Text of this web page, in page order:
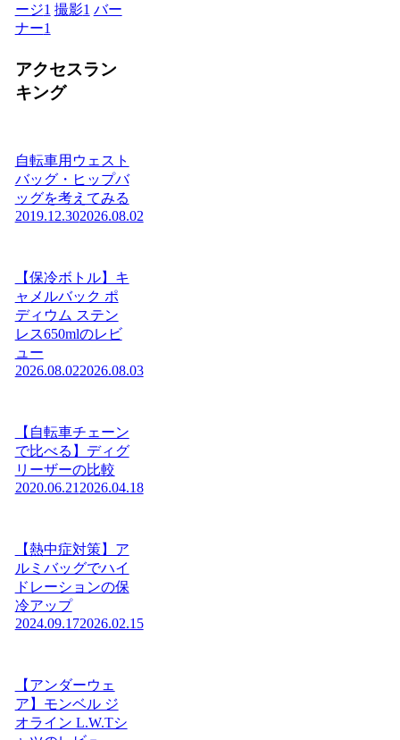
ージ1 撮影1 バー
ナー1
アクセスラン
キング
自転車用ウェスト
バッグ・ヒップバ
ッグを考えてみる
2019.12.302026.08.02
【保冷ボトル】キ
ャメルバック ポ
ディウム ステン
レス650mlのレビ
ュー
2026.08.022026.08.03
【自転車チェーン
で比べる】ディグ
リーザーの比較
2020.06.21 2026.04.18
【熱中症対策】ア
ルミバッグでハイ
ドレーションの保
冷アップ
2024.09.172026.02.15
【アンダーウェ
ア】モンベル ジ
オライン L.W.Tシ